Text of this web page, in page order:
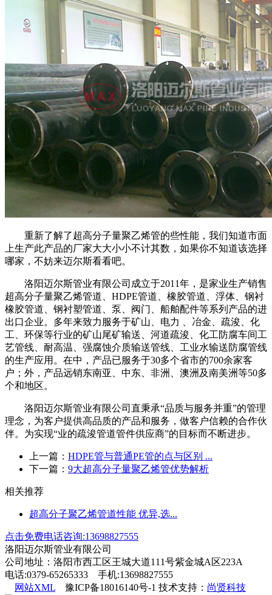
重新了解了超高分子量聚乙烯管的些性能，我们知道市面
上生产此产品的厂家大大小小不计其数，如果你不知道该选择
哪家，不妨来迈尔斯看看吧。
洛阳迈尔斯管业有限公司成立于2011年，是家业生产销售
超高分子量聚乙烯管道、 HDPE管道、 橡胶管道 、浮体、钢衬
橡胶管道、钢衬塑管道、泵、阀门、船舶配件等系列产品的进
出口企业。多年来致力服务于矿山、电力 、冶金、疏浚、化
工、环保等行业的矿山尾矿输送、河道疏浚、化工防腐车间工
艺管线、耐高温、强腐蚀介质输送管线、工业水输送防腐管线
的生产应用。在中，产品已服务于30多个省市的700余家客
户；外，产品远销东南亚、中东、非洲、澳洲及南美洲等50多
个和地区。
洛阳迈尔斯管业有限公司直秉承“品质与服务并重”的管理
理念，为客户提供高品质的产品和服务，做客户信赖的合作伙
伴。为实现“业的疏浚管道管件供应商”的目标而不断进步。
上一篇： HDPE管与普通PE管的点与区别 ...
下一篇： 9大超高分子量聚乙烯管优势解析
相关推荐
超高分子聚乙烯管道性能 优异,选...
点击免费电话咨询:13698827555
洛阳迈尔斯管业有限公司
公司地址：洛阳市西工区王城大道111号紫金城A区223A
电话:0379-65265333 手机:13698827555
网站XML 豫ICP备18016140号-1 技术支持： 尚贤科技